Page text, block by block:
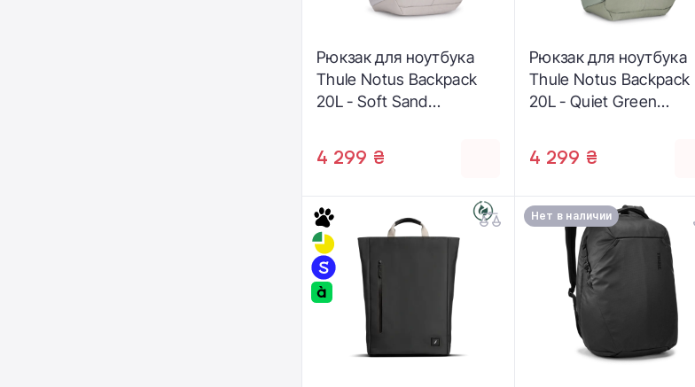
Рюкзак для ноутбука
Thule Notus Backpack
20L - Soft Sand
4 299 ₴
Рюкзак для ноутбука
Thule Notus Backpack
20L - Quiet Green
4 299 ₴
Нет в наличии